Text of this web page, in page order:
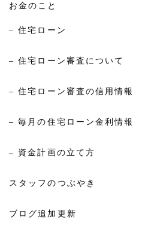
お金のこと
– 住宅ローン
– 住宅ローン審査について
– 住宅ローン審査の信用情報
– 毎月の住宅ローン金利情報
– 資金計画の立て方
スタッフのつぶやき
ブログ追加更新